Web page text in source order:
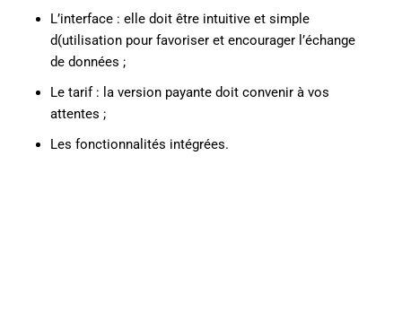
L’interface : elle doit être intuitive et simple
d(utilisation pour favoriser et encourager l’échange
de données ;
Le tarif : la version payante doit convenir à vos
attentes ;
Les fonctionnalités intégrées.